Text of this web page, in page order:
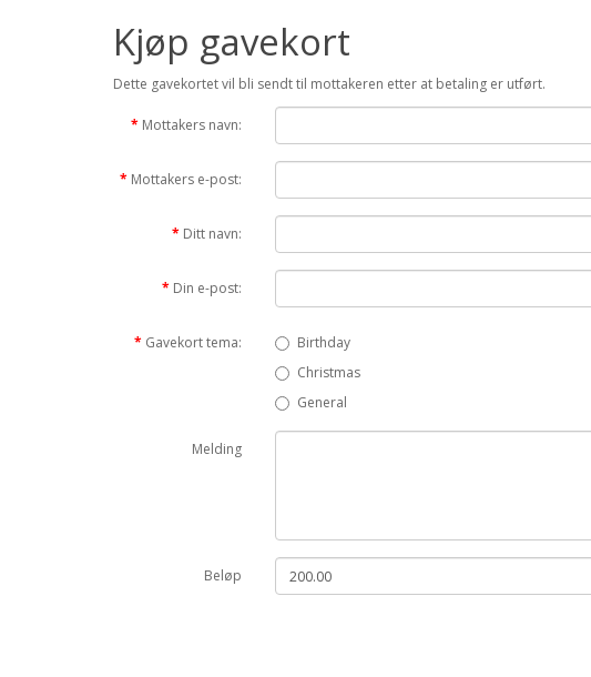
Kjøp gavekort
Dette gavekortet vil bli sendt til mottakeren etter at betaling er utført.
Mottakers navn:
Mottakers e-post:
Ditt navn:
Din e-post:
Gavekort tema:
Birthday
Christmas
General
Melding
Beløp